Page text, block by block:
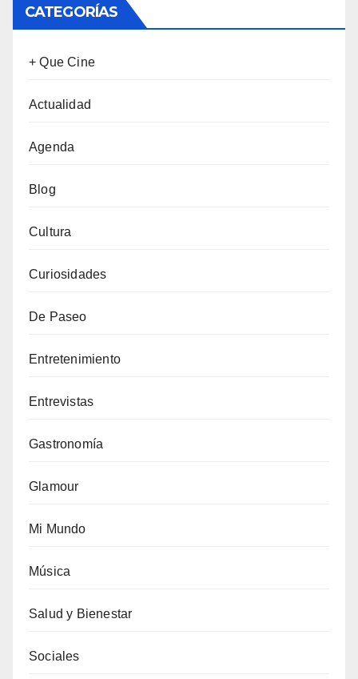
CATEGORÍAS
+ Que Cine
Actualidad
Agenda
Blog
Cultura
Curiosidades
De Paseo
Entretenimiento
Entrevistas
Gastronomía
Glamour
Mi Mundo
Música
Salud y Bienestar
Sociales